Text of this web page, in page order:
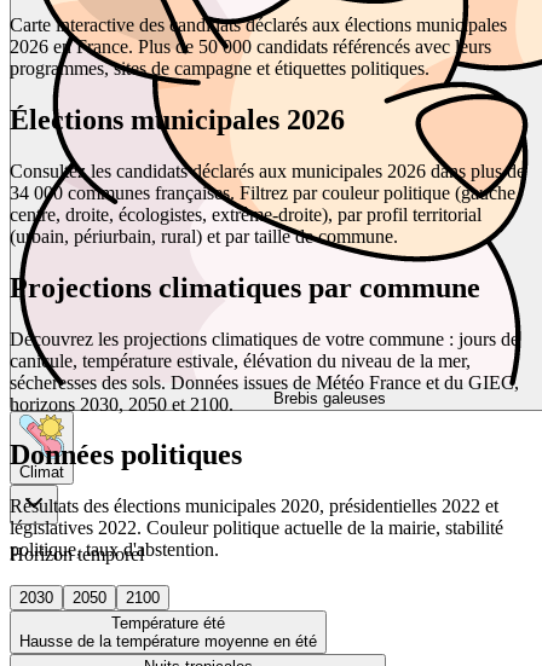
Brebis galeuses
Climat
Horizon temporel
2030 2050
2100
Température été
Hausse de la température moyenne en été
Carte interactive des candidats déclarés aux élections municipales
2026 en France. Plus de 50 000 candidats référencés avec leurs
programmes, sites de campagne et étiquettes politiques.
Élections municipales 2026
Consultez les candidats déclarés aux municipales 2026 dans plus de
34 000 communes françaises. Filtrez par couleur politique (gauche,
centre, droite, écologistes, extrême-droite), par profil territorial
(urbain, périurbain, rural) et par taille de commune.
Projections climatiques par commune
Découvrez les projections climatiques de votre commune : jours de
canicule, température estivale, élévation du niveau de la mer,
sécheresses des sols. Données issues de Météo France et du GIEC,
horizons 2030, 2050 et 2100.
Données politiques
Résultats des élections municipales 2020, présidentielles 2022 et
législatives 2022. Couleur politique actuelle de la mairie, stabilité
politique, taux d'abstention.